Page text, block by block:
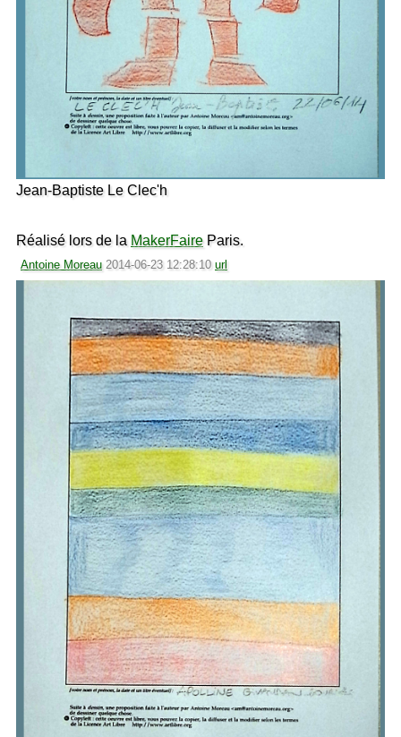
Jean-Baptiste Le Clec'h
Réalisé lors de la MakerFaireParis.
Antoine Moreau 2014-06-23 12:28:10 url